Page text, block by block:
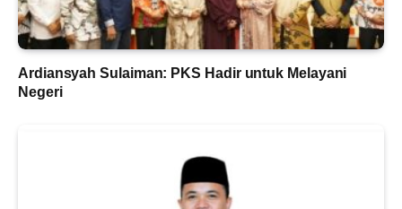
Ardiansyah Sulaiman: PKS Hadir untuk Melayani
Negeri